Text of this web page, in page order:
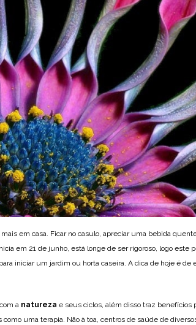
em casa. Ficar no casulo, apreciar uma bebida
em 21 de junho, está longe de ser rigoroso, logo este
iniciar um jardim ou horta caseira. A dica de hoje é de
a natureza e seus ciclos, além disso traz benefícios
uma terapia. Não à toa, centros de saúde de